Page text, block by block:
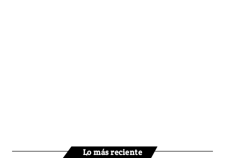
Lo más reciente